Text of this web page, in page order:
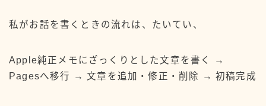
X YouTube Contact
audiobook.jp iPadの使い方 STORES
私がお話を書くときの流れは、たいてい、
Apple純正メモにざっくりとした文章を書く →
Pagesへ移行 → 文章を追加・修正・削除 → 初稿完成